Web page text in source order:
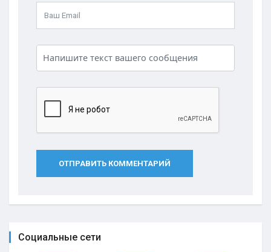
ОТПРАВИТЬ КОММЕНТАРИЙ
Социальные сети